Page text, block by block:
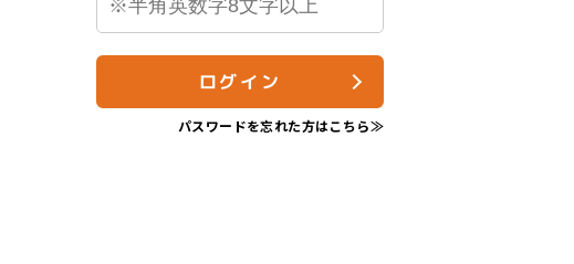
ログイン
パスワードを忘れた方はこちら≫